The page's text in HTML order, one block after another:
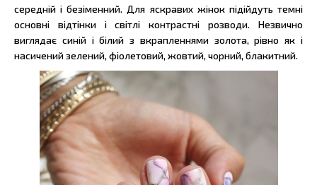
середній і безіменний. Для яскравих жінок підійдуть темні
основні відтінки і світлі контрастні розводи. Незвично
виглядає синій і білий з вкрапленнями золота, рівно як і
насичений зелений, фіолетовий, жовтий, чорний, блакитний.